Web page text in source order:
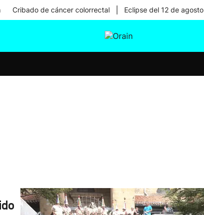
Cribado de cáncer colorrectal Eclipse del 12 de agosto